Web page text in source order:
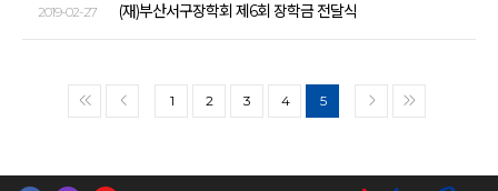
2019-02-27 (재)부산서구장학회 제6회 장학금 전달식
<< < 1 2 3 4 5 > >>